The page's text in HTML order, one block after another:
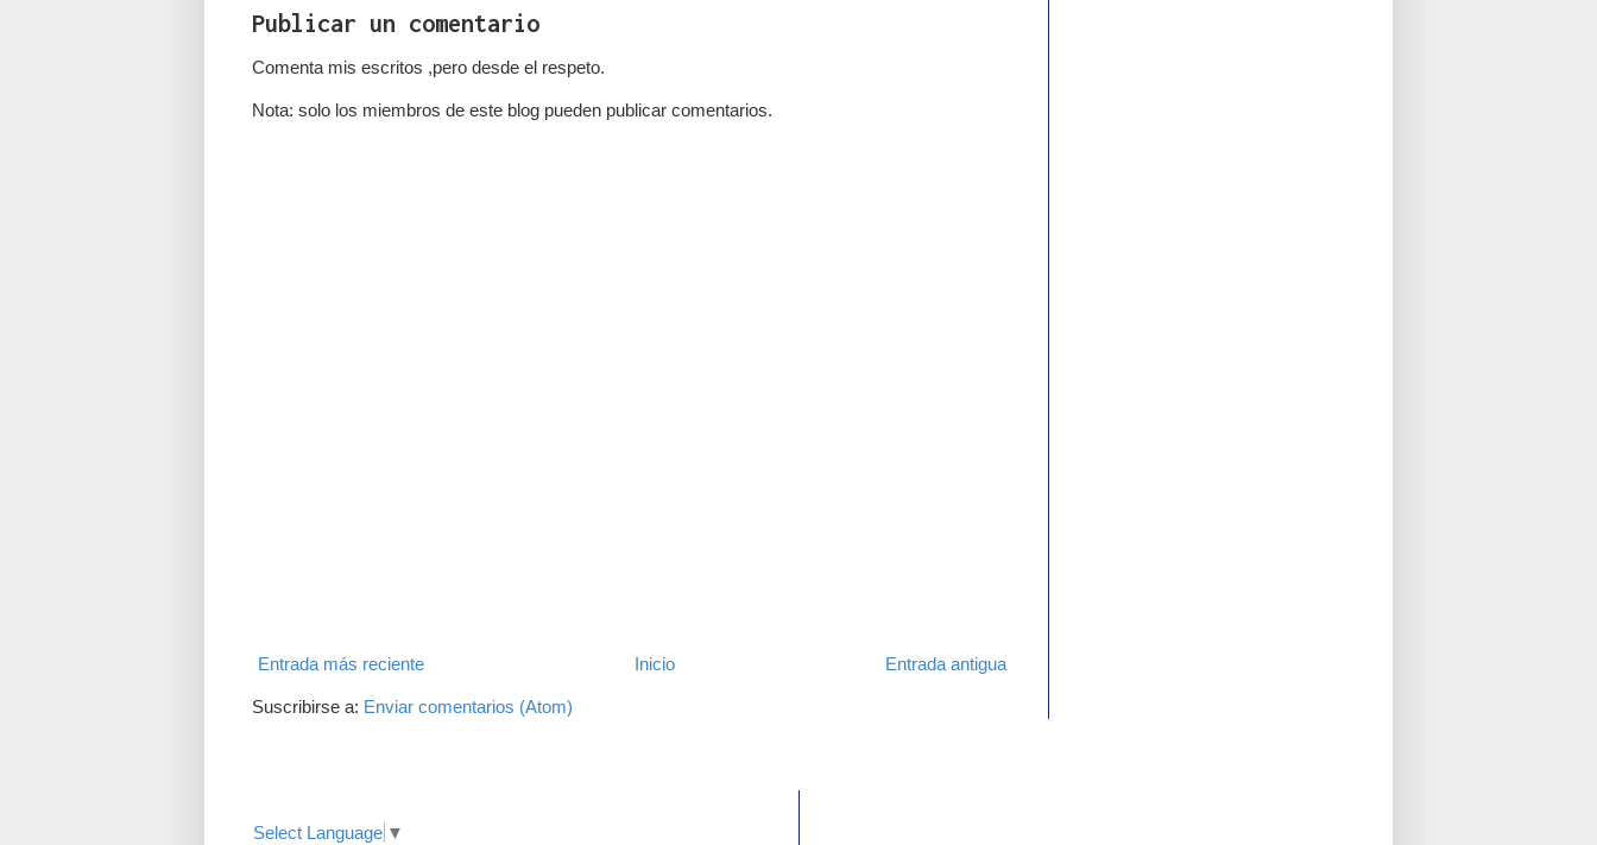
Publicar un comentario
Comenta mis escritos ,pero desde el respeto.
Nota: solo los miembros de este blog pueden publicar comentarios.
Entrada más reciente Entrada antigua
Inicio
Suscribirse a: Enviar comentarios (Atom)
Select Language ▼